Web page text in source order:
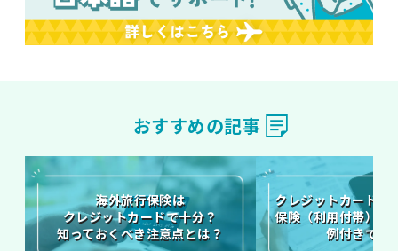
おすすめの記事
海外旅行保険は
クレジットカードで十分？
知っておくべき注意点とは？
クレジットカード付
保険（利用付帯）の
例付きで解